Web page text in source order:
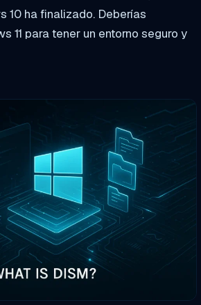
10 ha finalizado. Deberías
11 para tener un entorno seguro y